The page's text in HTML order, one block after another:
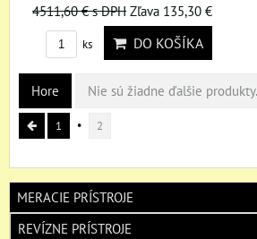
4511,60 €s DPH Zľava 135,30 €
ks DO KOŠÍKA
Hore Nie sú žiadne ďalšie produkty.
1 2
MERACIE PRÍSTROJE
REVÍZNE PRÍSTROJE